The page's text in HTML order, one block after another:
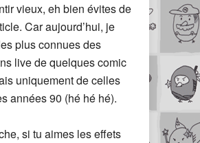
vieux, eh bien évites de
Car aujourd’hui, je
plus connues des
live de quelques comic
uniquement de celles
années 90 (hé hé hé).
si tu aimes les effets